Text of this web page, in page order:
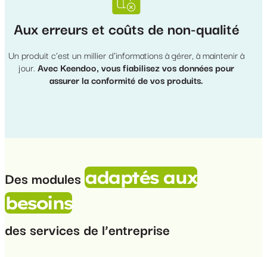
Aux erreurs et coûts de non-qualité
Un produit c’est un millier d’informations à gérer, à maintenir à
jour. Avec Keendoo, vous fiabilisez vos données pour
assurer la conformité de vos produits.
Des modulesadaptés aux
besoins
des services de l’entreprise